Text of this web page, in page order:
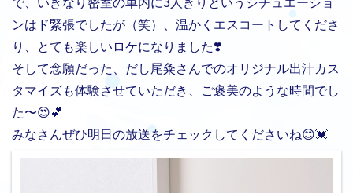
で、いきなり密室の車内に3人きりというシチュエーショ
ンはド緊張でしたが（笑）、温かくエスコートしてくださ
り、とても楽しいロケになりました❣️
そして念願だった、だし尾粂さんでのオリジナル出汁カス
タマイズも体験させていただき、ご褒美のような時間でし
た〜😍💕
みなさんぜひ明日の放送をチェックしてくださいね😊💓